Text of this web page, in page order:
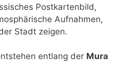
Postkartenbild,
Aufnahmen,
Stadt zeigen.
entlang der Mura